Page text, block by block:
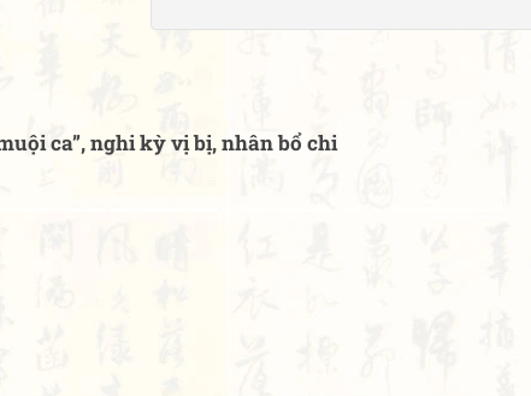
ca”, nghi kỳ vị bị, nhân bổ chi